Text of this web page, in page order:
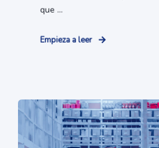
que ...
Empieza a leer